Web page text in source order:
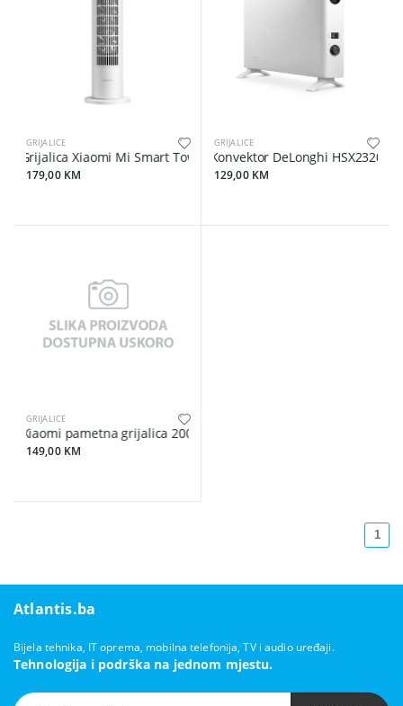
GRIJALICE
Grijalica Xiaomi Mi Smart Tower Heater Lite
179,00 KM
GRIJALICE
Konvektor DeLonghi HSX2320
129,00 KM
GRIJALICE
Xiaomi pametna grijalica 2000W, keramički grijač
149,00 KM
1
Atlantis.ba
Bijela tehnika, IT oprema, mobilna telefonija, TV i audio uređaji.
Tehnologija i podrška na jednom mjestu.